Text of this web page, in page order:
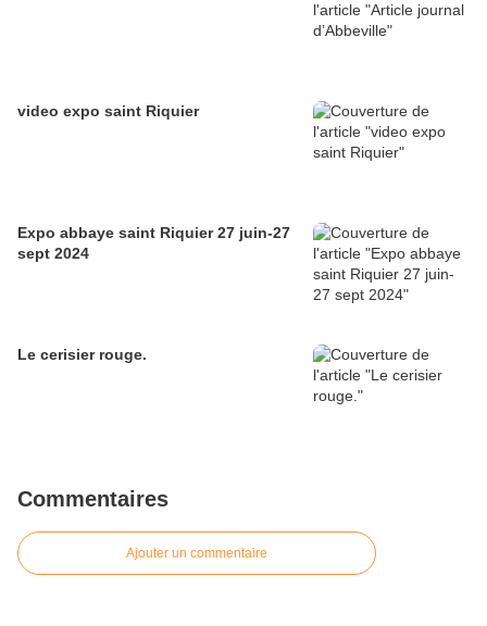
video expo saint Riquier
Expo abbaye saint Riquier 27 juin-27
sept 2024
Le cerisier rouge.
Commentaires
Ajouter un commentaire